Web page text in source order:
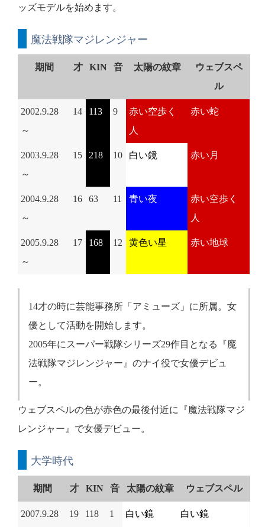
ッズモデルを始めます。
魔法戦隊マジレンジャー
期間 才 KIN 音 太陽の紋章
ウェブスペ
ル
2002.9.28
～
14 113 9
赤い空歩く
人
赤い蛇
2003.9.28
～
15 218 10 白い鏡 赤い月
2004.9.28
～
16 63 11 青い夜
赤い空歩く
人
2005.9.28
～
17 168 12 黄色い星 赤い地球
14才の時に芸能事務所「アミューズ」に所属。女
優として活動を開始します。
2005年にスーパー戦隊シリーズ29作目となる『魔
法戦隊マジレンジャー』のナイ役で女優デビュ
ー。
ウェブスペルの色が赤色の最後付近に『魔法戦隊マジ
レンジャー』で女優デビュー。
大学時代
期間 才 KIN 音 太陽の紋章 ウェブスペル
2007.9.28
19 118 1 白い鏡 白い鏡